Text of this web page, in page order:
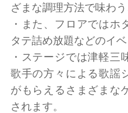
ざまな調理方法で味わう
・また、フロアではホ
タテ詰め放題などのイ
・ステージでは津軽三
歌手の方々による歌謡
がもらえるさまざまな
されます。